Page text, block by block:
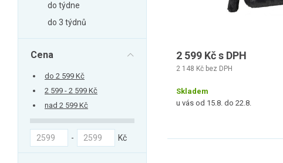
Svítidla, žárovky
Trampolíny
Všechny kategorie
do týdne
do 3 týdnů
Cena
do 2 599 Kč
2 599 - 2 599 Kč
nad 2 599 Kč
- Kč
2 599 Kč s DPH
2 148 Kč bez DPH
Skladem
u vás od 15.8. do 22.8.